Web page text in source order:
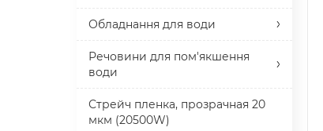
Обладнання для води
Речовини для пом'якшення
води
Стрейч пленка, прозрачная 20
мкм (20500W)